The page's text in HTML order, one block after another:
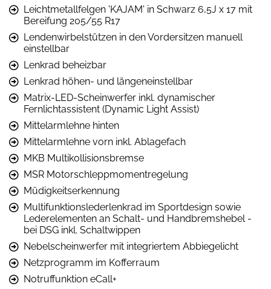
Leichtmetallfelgen 'KAJAM' in Schwarz 6,5J x 17 mit
Bereifung 205/55 R17
Lendenwirbelstützen in den Vordersitzen manuell
einstellbar
Lenkrad beheizbar
Lenkrad höhen- und längeneinstellbar
Matrix-LED-Scheinwerfer inkl. dynamischer
Fernlichtassistent (Dynamic Light Assist)
Mittelarmlehne hinten
Mittelarmlehne vorn inkl. Ablagefach
MKB Multikollisionsbremse
MSR Motorschleppmomentregelung
Müdigkeitserkennung
Multifunktionslederlenkrad im Sportdesign sowie
Lederelementen an Schalt- und Handbremshebel -
bei DSG inkl. Schaltwippen
Nebelscheinwerfer mit integriertem Abbiegelicht
Netzprogramm im Kofferraum
Notruffunktion eCall+